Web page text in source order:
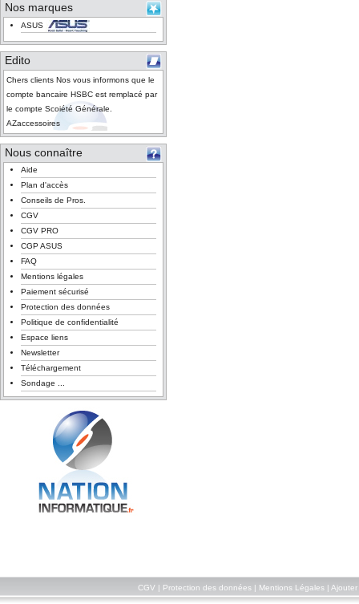
Nos marques
ASUS
Edito
Chers clients Nos vous informons que le
compte bancaire HSBC est remplacé par
le compte Scoiété Générale.
AZaccessoires
Nous connaître
Aide
Plan d'accès
Conseils de Pros.
CGV
CGV PRO
CGP ASUS
FAQ
Mentions légales
Paiement sécurisé
Protection des données
Politique de confidentialité
Espace liens
Newsletter
Téléchargement
Sondage ...
CGV Protection des données| Mentions Légales| Ajouter